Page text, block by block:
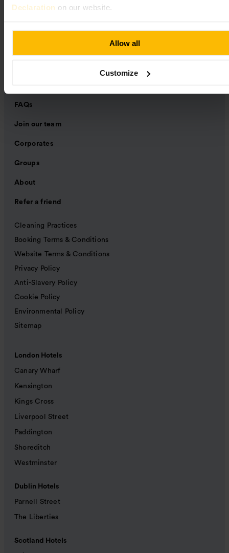
Declaration on our website.
Allow all
Customize
FAQs
Join our team
Corporates
Groups
About
Refer a friend
Cleaning Practices
Booking Terms & Conditions
Website Terms & Conditions
Privacy Policy
Anti-Slavery Policy
Cookie Policy
Environmental Policy
Sitemap
London Hotels
Canary Wharf
Kensington
Kings Cross
Liverpool Street
Paddington
Shoreditch
Westminster
Dublin Hotels
Parnell Street
The Liberties
Scotland Hotels